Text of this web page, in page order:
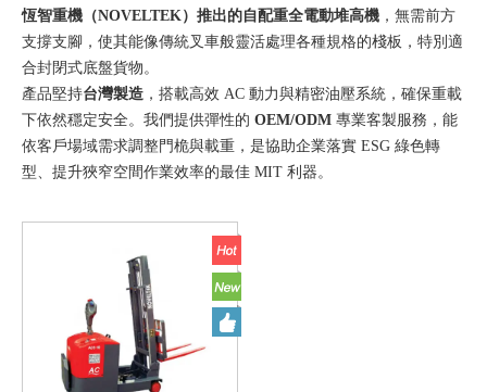
恆智重機（NOVELTEK） 推出的自配重全電動堆高機 ，無需前方
支撐支腳，使其能像傳統叉車般靈活處理各種規格的棧板，特別適
合封閉式底盤貨物。
產品堅持台灣製造 ，搭載高效 AC 動力與精密油壓系統，確保重載
下依然穩定安全。我們提供彈性的 OEM/ODM 專業客製服務，能
依客戶場域需求調整門桅與載重，是協助企業落實 ESG 綠色轉
型、提升狹窄空間作業效率的最佳 MIT 利器。